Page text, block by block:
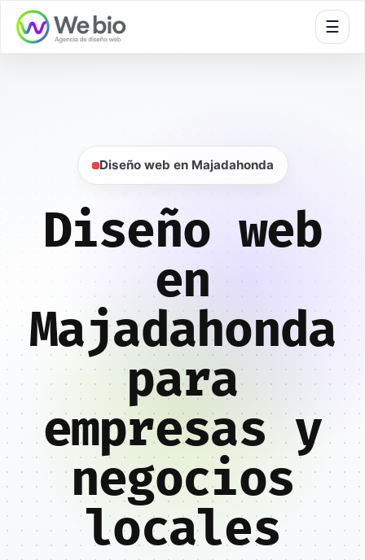
☰
Diseño web en Majadahonda
Diseño web
en
Majadahonda
para
empresas y
negocios
locales